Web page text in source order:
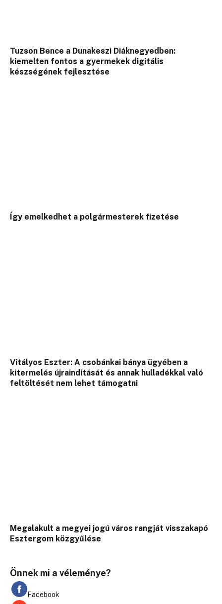
Tuzson Bence a Dunakeszi Diáknegyedben:
kiemelten fontos a gyermekek digitális
készségének fejlesztése
Így emelkedhet a polgármesterek fizetése
Vitályos Eszter: A csobánkai bánya ügyében a
kitermelés újraindítását és annak hulladékkal való
feltöltését nem lehet támogatni
Megalakult a megyei jogú város rangját visszakapó
Esztergom közgyűlése
Önnek mi a véleménye?
Facebook